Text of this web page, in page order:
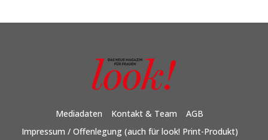
Mediadaten Kontakt & Team
AGB
Impressum / Offenlegung (auch für look! Print-Produkt)